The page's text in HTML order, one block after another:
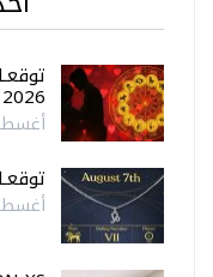
2026
أغسطس 7,
أغسطس 7,